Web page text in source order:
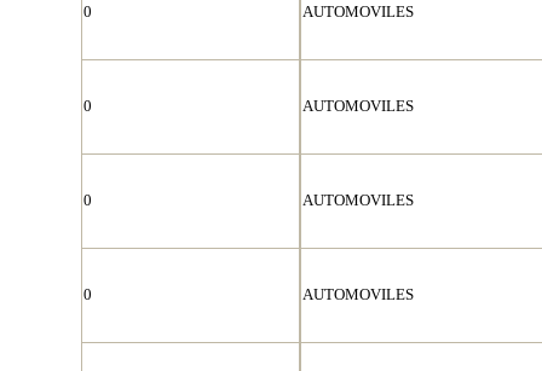
0 AUTOMOVILES
0 AUTOMOVILES
0 AUTOMOVILES
0 AUTOMOVILES